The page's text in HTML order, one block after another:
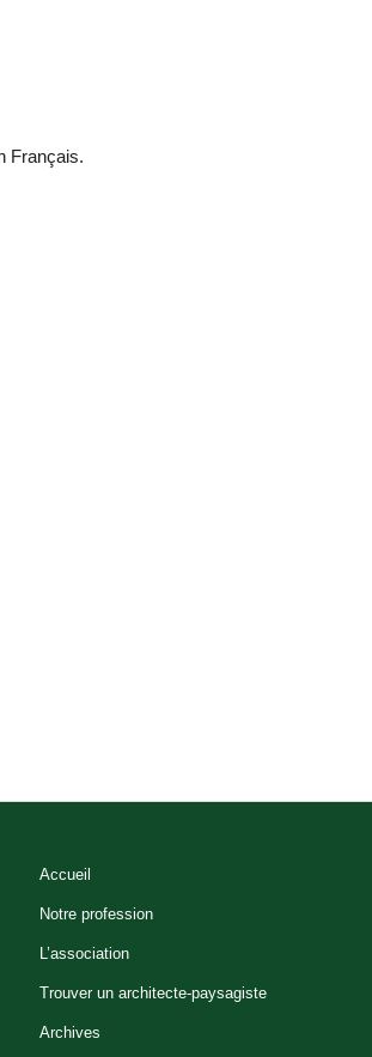
Français.
Accueil
Notre profession
L’association
Trouver un architecte-paysagiste
Archives